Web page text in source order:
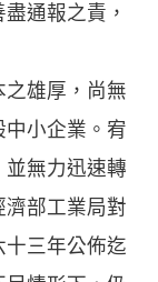
通報之責，
雄厚，尚無
小企業。宥
無力迅速轉
部工業局對
十三年公佈迄